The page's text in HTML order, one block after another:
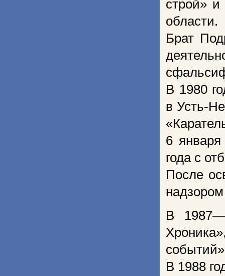
строй»
области.
Брат
В 1980
в Усть-
6
года с
После
В
В 1988